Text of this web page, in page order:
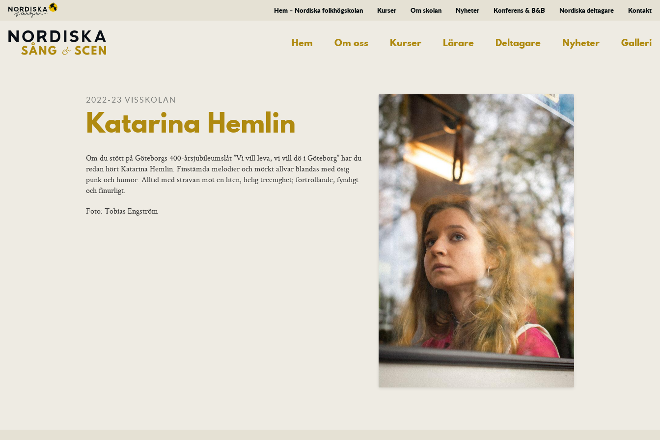
Hem – Nordiska folkhögskolan Kurser Om skolan Nyheter Konferens & B&B Nordiska deltagare Kontakt
Hem Om oss Kurser Lärare Deltagare Nyheter Galleri
2022-23 VISSKOLAN
Katarina Hemlin
Om du stött på Göteborgs 400-årsjubileumslåt ”Vi vill leva, vi vill dö i Göteborg” har du
redan hört Katarina Hemlin. Finstämda melodier och mörkt allvar blandas med ösig
punk och humor. Alltid med strävan mot en liten, helig treenighet; förtrollande, fyndigt
och finurligt.
Foto: Tobias Engström